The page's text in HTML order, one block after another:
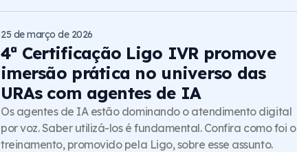
4ª Certificação Ligo IVR promove
imersão prática no universo das
URAs com agentes de IA
25 de março de 2026
Os agentes de IA estão dominando o atendimento digital
por voz. Saber utilizá-los é fundamental. Confira como foi o
treinamento, promovido pela Ligo, sobre esse assunto.